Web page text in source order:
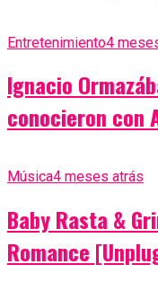
Entretenimiento4
Ignacio
conocieron con
Música4 meses atrás
Baby Rasta &
Romance